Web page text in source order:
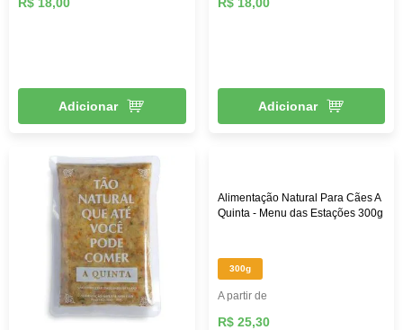
Adicionar Adicionar
Alimentação Natural Para Cães A
Quinta - Menu das Estações 300g
300g
A partir de
R$ 25,30